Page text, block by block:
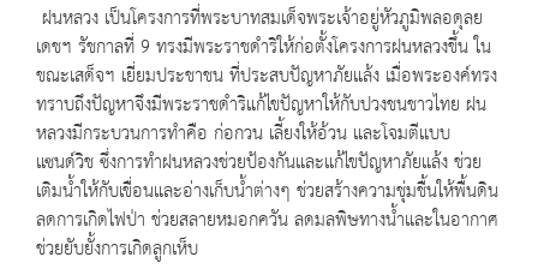
ฝนหลวง เป็นโครงการที่พระบาทสมเด็จพระเจ้าอยู่หัวภูมิพลอดุลย
เดชฯ รัชกาลที่ 9 ทรงมีพระราชดําริให้ก่อตั้งโครงการฝนหลวงขึ้น ใน
ขณะเสด็จฯ เยี่ยมประชาชน ที่ประสบปัญหาภัยแล้ง เมื่อพระองค์ทรง
ทราบถึงปัญหาจึงมีพระราชดำริแก้ไขปัญหาให้กับปวงชนชาวไทย ฝน
หลวงมีกระบวนการทำคือ ก่อกวน เลี้ยงให้อ้วน และโจมตีแบบ
แซนด์วิช ซึ่งการทําฝนหลวงช่วยป้องกันและแก้ไขปัญหาภัยแล้ง ช่วย
เติมน้ำให้กับเขื่อนและอ่างเก็บน้ำต่างๆ ช่วยสร้างความชุ่มชื้นให้พื้นดิน
ลดการเกิดไฟป่า ช่วยสลายหมอกควัน ลดมลพิษทางน้ำและในอากาศ
ช่วยยับยั้งการเกิดลูกเห็บ